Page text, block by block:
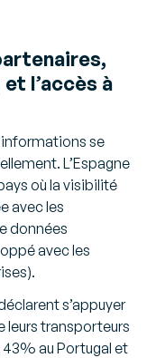
l’accès à
se
L’Espagne
où la visibilité
avec les
données
avec les
s’appuyer
leurs transporteurs
au Portugal et